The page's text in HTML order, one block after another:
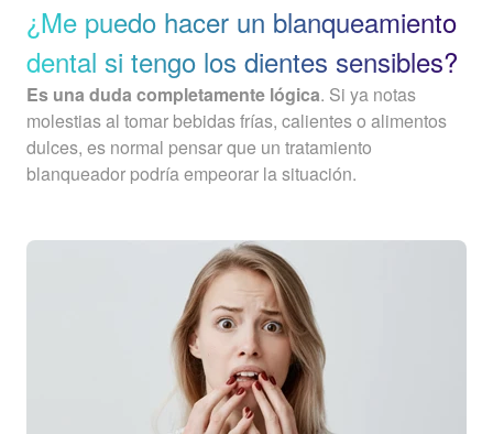
¿Me puedo hacer un blanqueamiento
dental si tengo los dientes sensibles?
Es una duda completamente lógica. Si ya notas
molestias al tomar bebidas frías, calientes o alimentos
dulces, es normal pensar que un tratamiento
blanqueador podría empeorar la situación.